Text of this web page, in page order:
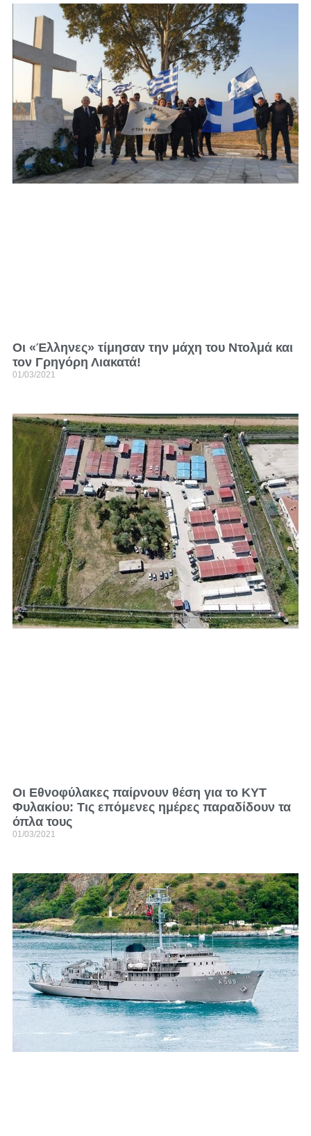
Οι «Έλληνες» τίμησαν την μάχη του Ντολμά και
τον Γρηγόρη Λιακατά!
01/03/2021
Οι Εθνοφύλακες παίρνουν θέση για το ΚΥΤ
Φυλακίου: Τις επόμενες ημέρες παραδίδουν τα
όπλα τους
01/03/2021